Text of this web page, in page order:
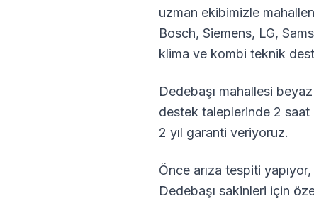
uzman ekibimizle
Bosch, Siemens, LG,
klima ve kombi teknik
Dedebaşı mahallesi
destek taleplerinde 2
2 yıl garanti veriyoruz.
Önce arıza tespiti
Dedebaşı sakinleri için